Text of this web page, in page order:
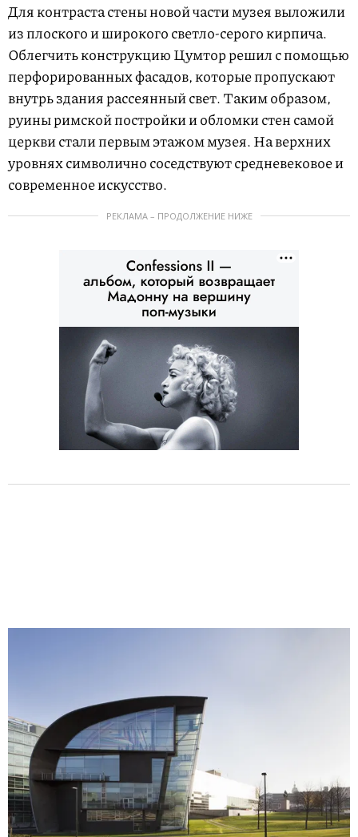
Для контраста стены новой части музея выложили
из плоского и широкого светло-серого кирпича.
Облегчить конструкцию Цумтор решил с помощью
перфорированных фасадов, которые пропускают
внутрь здания рассеянный свет. Таким образом,
руины римской постройки и обломки стен самой
церкви стали первым этажом музея. На верхних
уровнях символично соседствуют средневековое и
современное искусство.
РЕКЛАМА – ПРОДОЛЖЕНИЕ НИЖЕ